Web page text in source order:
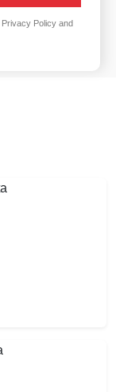
Privacy Policy and